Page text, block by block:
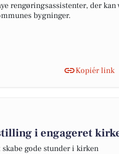
rengøringsassistenter, der kan
bygninger.
Kopiér link
i engageret
gode stunder i kirken